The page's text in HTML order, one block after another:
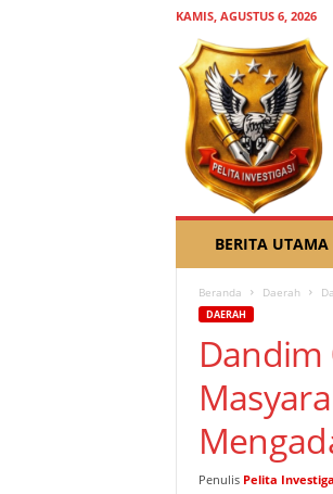
KAMIS, AGUSTUS 6, 2026
L
BERITA UTAMA
Beranda Daerah
DAERAH
Penulis Pelita